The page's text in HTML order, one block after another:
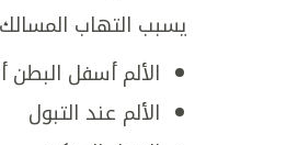
يسبب التهاب
الألم أسفل
الألم عند التبول